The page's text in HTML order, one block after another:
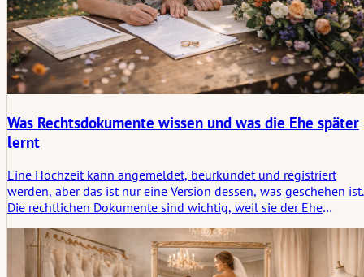
Was Rechtsdokumente wissen und was die Ehe später
lernt
Eine Hochzeit kann angemeldet, beurkundet und registriert
werden, aber das ist nur eine Version dessen, was geschehen ist.
Die rechtlichen Dokumente sind wichtig, weil sie der Ehe
stilleren Raum beginnt, den kein Formular vollständig
beschreiben kann.